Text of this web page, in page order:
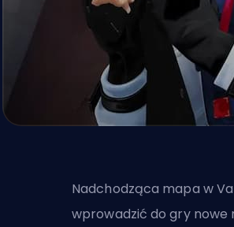
Nadchodząca mapa w
wprowadzić do gry nowe